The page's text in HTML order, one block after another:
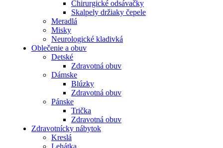
Chirurgické odsávačky
Skalpely držiaky čepele
Meradlá
Misky
Neurologické kladivká
Oblečenie a obuv
Detské
Zdravotná obuv
Dámske
Blúzky
Zdravotná obuv
Pánske
Trička
Zdravotná obuv
Zdravotnícky nábytok
Kreslá
Lehátka